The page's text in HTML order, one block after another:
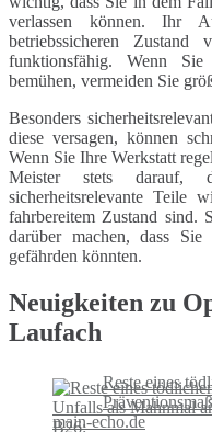
verlassen können. Ihr
betriebssicheren
funktionsfähig. Wenn
bemühen, vermeiden Sie
Besonders
diese versagen, können
Wenn Sie Ihre Werkstatt
Meister stets darauf,
sicherheitsrelevante Teile
fahrbereitem Zustand sind.
darüber machen, dass Sie
gefährden könnten.
Neuigkeiten zu
Laufach
Reste eines
main-echo.de